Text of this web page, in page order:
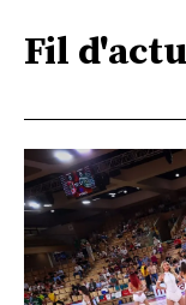
Fil